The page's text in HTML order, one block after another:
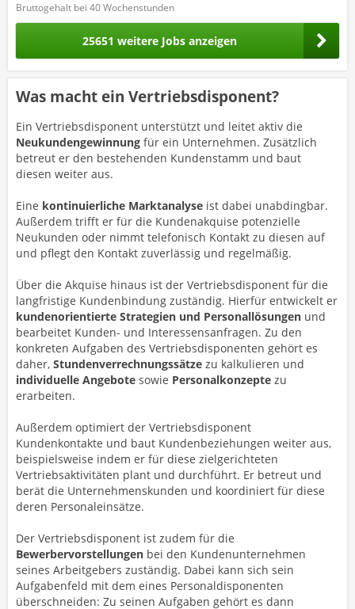
Bruttogehalt bei 40 Wochenstunden
25651 weitere Jobs anzeigen
Was macht ein Vertriebsdisponent?
Ein Vertriebsdisponent unterstützt und leitet aktiv die
Neukundengewinnung für ein Unternehmen. Zusätzlich
betreut er den bestehenden Kundenstamm und baut
diesen weiter aus.
Eine kontinuierliche Marktanalyse ist dabei unabdingbar.
Außerdem trifft er für die Kundenakquise potenzielle
Neukunden oder nimmt telefonisch Kontakt zu diesen auf
und pflegt den Kontakt zuverlässig und regelmäßig.
Über die Akquise hinaus ist der Vertriebsdisponent für die
langfristige Kundenbindung zuständig. Hierfür entwickelt er
kundenorientierte Strategien und Personallösungen und
bearbeitet Kunden- und Interessensanfragen. Zu den
konkreten Aufgaben des Vertriebsdisponenten gehört es
daher, Stundenverrechnungssätze zu kalkulieren und
individuelle Angebote sowie Personalkonzepte zu
erarbeiten.
Außerdem optimiert der Vertriebsdisponent
Kundenkontakte und baut Kundenbeziehungen weiter aus,
beispielsweise indem er für diese zielgerichteten
Vertriebsaktivitäten plant und durchführt. Er betreut und
berät die Unternehmenskunden und koordiniert für diese
deren Personaleinsätze.
Der Vertriebsdisponent ist zudem für die
Bewerbervorstellungen bei den Kundenunternehmen
seines Arbeitgebers zuständig. Dabei kann sich sein
Aufgabenfeld mit dem eines Personaldisponenten
überschneiden: Zu seinen Aufgaben gehört es dann